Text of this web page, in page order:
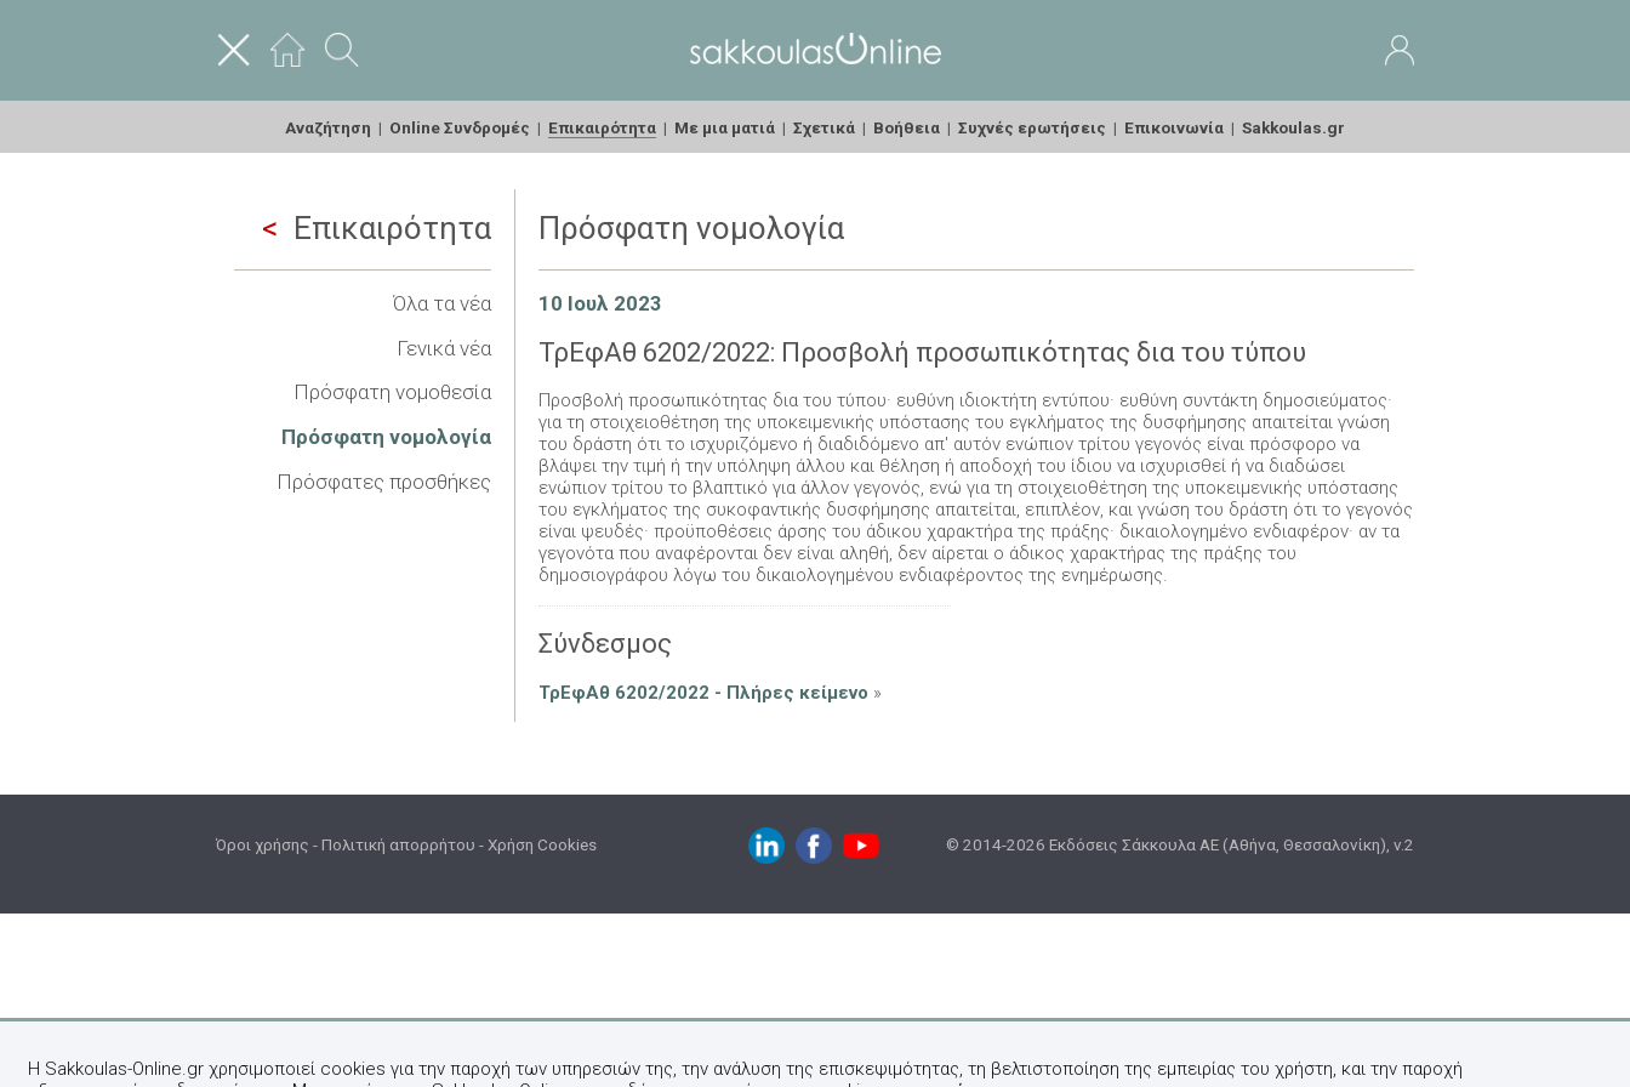
Αναζήτηση | Online Συνδρομές | Επικαιρότητα | Με μια ματιά | Σχετικά | Βοήθεια | Συχνές ερωτήσεις | Επικοινωνία | Sakkoulas.gr
Επικαιρότητα
Όλα τα νέα
Γενικά νέα
Πρόσφατη νομοθεσία
Πρόσφατη νομολογία
Πρόσφατες προσθήκες
Πρόσφατη νομολογία
10 Ιουλ 2023
ΤρΕφΑθ 6202/2022: Προσβολή προσωπικότητας δια του τύπου
Προσβολή προσωπικότητας δια του τύπου· ευθύνη ιδιοκτήτη εντύπου· ευθύνη συντάκτη δημοσιεύματος·
για τη στοιχειοθέτηση της υποκειμενικής υπόστασης του εγκλήματος της δυσφήμησης απαιτείται γνώση
του δράστη ότι το ισχυριζόμενο ή διαδιδόμενο απ' αυτόν ενώπιον τρίτου γεγονός είναι πρόσφορο να
βλάψει την τιμή ή την υπόληψη άλλου και θέληση ή αποδοχή του ίδιου να ισχυρισθεί ή να διαδώσει
ενώπιον τρίτου το βλαπτικό για άλλον γεγονός, ενώ για τη στοιχειοθέτηση της υποκειμενικής υπόστασης
του εγκλήματος της συκοφαντικής δυσφήμησης απαιτείται, επιπλέον, και γνώση του δράστη ότι το γεγονός
είναι ψευδές· προϋποθέσεις άρσης του άδικου χαρακτήρα της πράξης· δικαιολογημένο ενδιαφέρον· αν τα
γεγονότα που αναφέρονται δεν είναι αληθή, δεν αίρεται ο άδικος χαρακτήρας της πράξης του
δημοσιογράφου λόγω του δικαιολογημένου ενδιαφέροντος της ενημέρωσης.
Σύνδεσμος
ΤρΕφΑθ 6202/2022 - Πλήρες κείμενο »
Όροι χρήσης -Πολιτική απορρήτου -Χρήση Cookies © 2014-2026 Εκδόσεις Σάκκουλα ΑΕ (Αθήνα, Θεσσαλονίκη), v.2
Η Sakkoulas-Online.gr χρησιμοποιεί cookies για την παροχή των υπηρεσιών της, την ανάλυση της επισκεψιμότητας, τη βελτιστοποίηση της εμπειρίας του χρήστη, και την παροχή